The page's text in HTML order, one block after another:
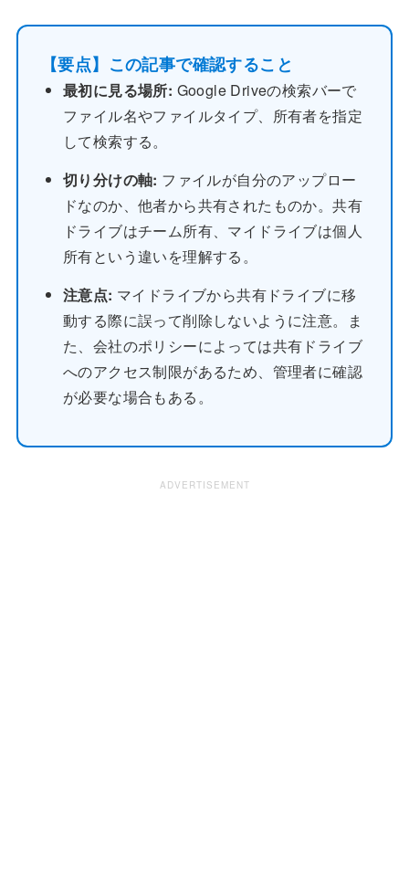
【要点】この記事で確認すること
最初に見る場所: Google Driveの検索バーで
ファイル名やファイルタイプ、所有者を指定
して検索する。
切り分けの軸: ファイルが自分のアップロー
ドなのか、他者から共有されたものか。共有
ドライブはチーム所有、マイドライブは個人
所有という違いを理解する。
注意点: マイドライブから共有ドライブに移
動する際に誤って削除しないように注意。ま
た、会社のポリシーによっては共有ドライブ
へのアクセス制限があるため、管理者に確認
が必要な場合もある。
ADVERTISEMENT